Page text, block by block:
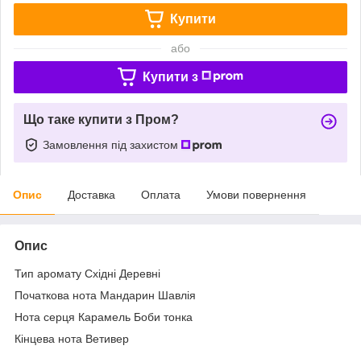
Купити
або
Купити з
Що таке купити з Пром?
Замовлення під захистом
Опис Доставка Оплата Умови повернення
Опис
Тип аромату Східні Деревні
Початкова нота Мандарин Шавлія
Нота серця Карамель Боби тонка
Кінцева нота Ветивер